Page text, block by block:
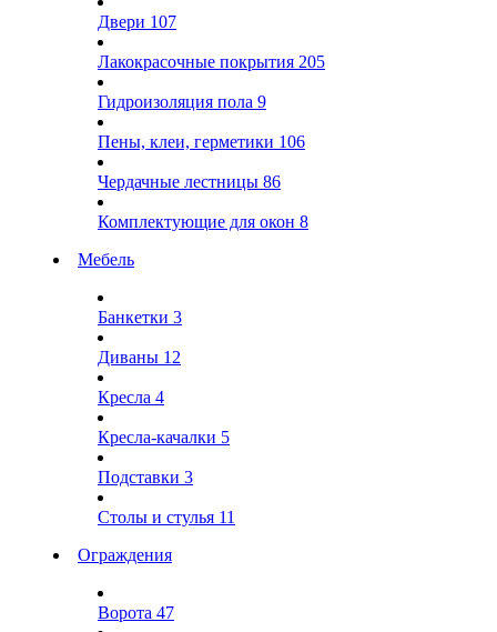
Двери 107
Лакокрасочные покрытия 205
Гидроизоляция пола 9
Пены, клеи, герметики 106
Чердачные лестницы 86
Комплектующие для окон 8
Мебель
Банкетки 3
Диваны 12
Кресла 4
Кресла-качалки 5
Подставки 3
Столы и стулья 11
Ограждения
Ворота 47